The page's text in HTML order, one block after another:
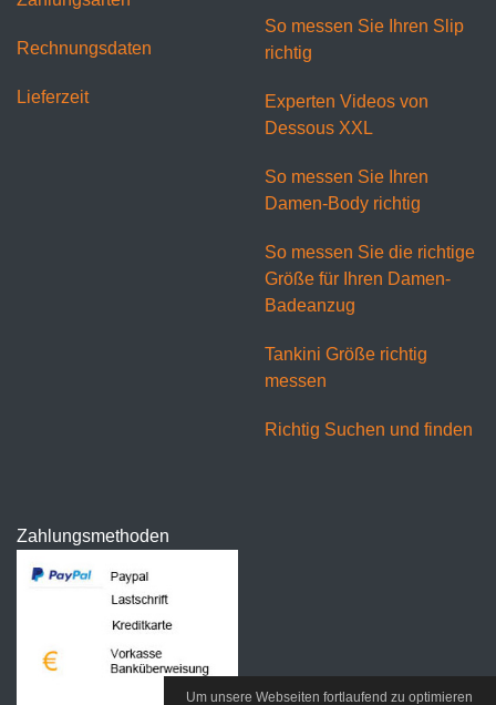
Rechnungsdaten
Lieferzeit
So messen Sie Ihren Slip
richtig
Experten Videos von
Dessous XXL
So messen Sie Ihren
Damen-Body richtig
So messen Sie die richtige
Größe für Ihren Damen-
Badeanzug
Tankini Größe richtig
messen
Richtig Suchen und finden
Zahlungsmethoden
Um unsere Webseiten fortlaufend zu optimieren